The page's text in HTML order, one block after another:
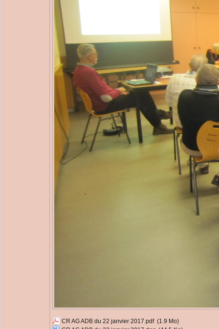
CR AG ADB du 22 janvier 2017.pdf (1.9 Mo)